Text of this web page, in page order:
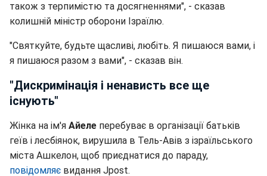
також з терпимістю та досягненнями", - сказав
колишній міністр оборони Ізраїлю.
"Святкуйте, будьте щасливі, любіть. Я пишаюся вами, і
я пишаюся разом з вами", - сказав він.
"Дискримінація і ненависть все ще
існують"
Жінка на ім'я Айеле перебуває в організації батьків
геїв і лесбіянок, вирушила в Тель-Авів з ізраїльського
міста Ашкелон, щоб приєднатися до параду,
повідомляє видання Jpost.